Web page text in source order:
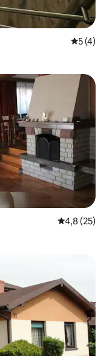
5 ud af 5
5 (4)
4,8 ud af 5 i
4,8 (25)